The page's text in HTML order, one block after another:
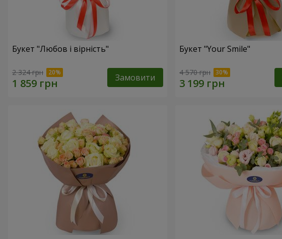
Букет "Любов і вірність"
2 324 грн Замовити
Букет "Your Smile"
4 570 грн